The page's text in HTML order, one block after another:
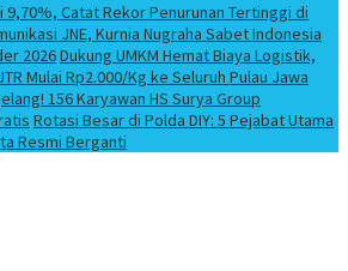
9,70%, Catat Rekor Penurunan Tertinggi di
JNE, Kurnia Nugraha Sabet Indonesia
2026Dukung UMKM Hemat Biaya Logistik,
Mulai Rp2.000/Kg ke Seluruh Pulau Jawa
156 Karyawan HS Surya Group
Rotasi Besar di Polda DIY: 5 Pejabat Utama
Resmi Berganti